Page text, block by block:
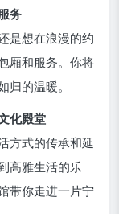
务
是想在浪漫的约
厢和服务。你将
的温暖。
化殿堂
方式的传承和延
高雅生活的乐
带你走进一片宁